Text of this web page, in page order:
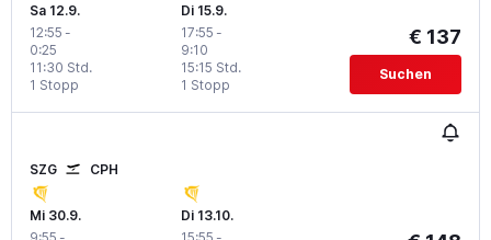
Sa 12.9.
12:55 -
0:25
1 Stopp
11:30 Std.
Di 15.9.
17:55 -
9:10
1 Stopp
15:15 Std.
€ 137
Suchen
SZG CPH
Mi 30.9.
Di 13.10.